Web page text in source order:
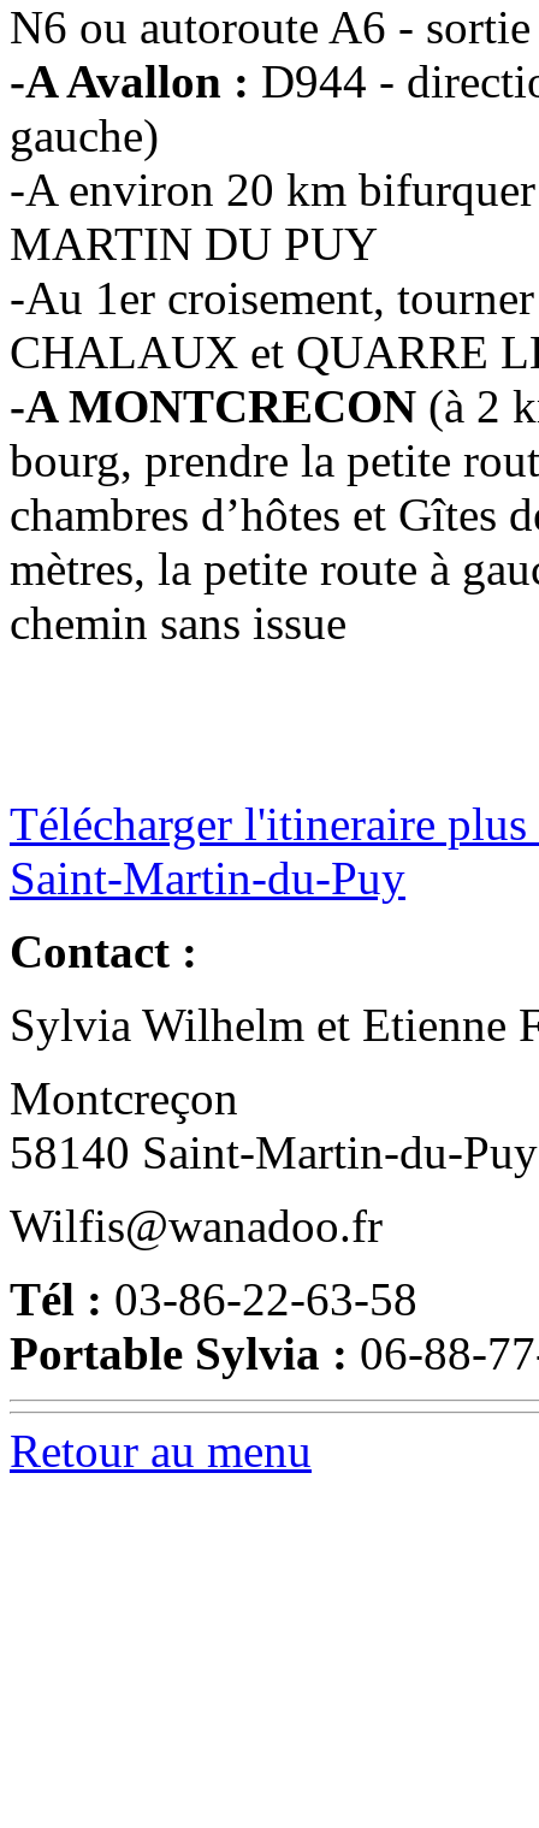
N6 ou autoroute A6 -
-A Avallon : D944 -
gauche)
-A environ 20 km
MARTIN DU PUY
-Au 1er croisement,
CHALAUX et QUARRE
-A MONTCRECON (à 2
bourg, prendre la petite
chambres d’hôtes et Gîtes
mètres, la petite route à
chemin sans issue
Télécharger l'itineraire
Saint-Martin-du-Puy
Contact :
Sylvia Wilhelm et Etienne
Montcreçon
58140 Saint-Martin-du-Puy
Wilfis@wanadoo.fr
Tél : 03-86-22-63-58
Portable Sylvia : 06-88-
Retour au menu